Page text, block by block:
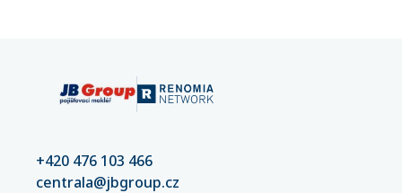
+420 476 103 466
centrala@jbgroup.cz